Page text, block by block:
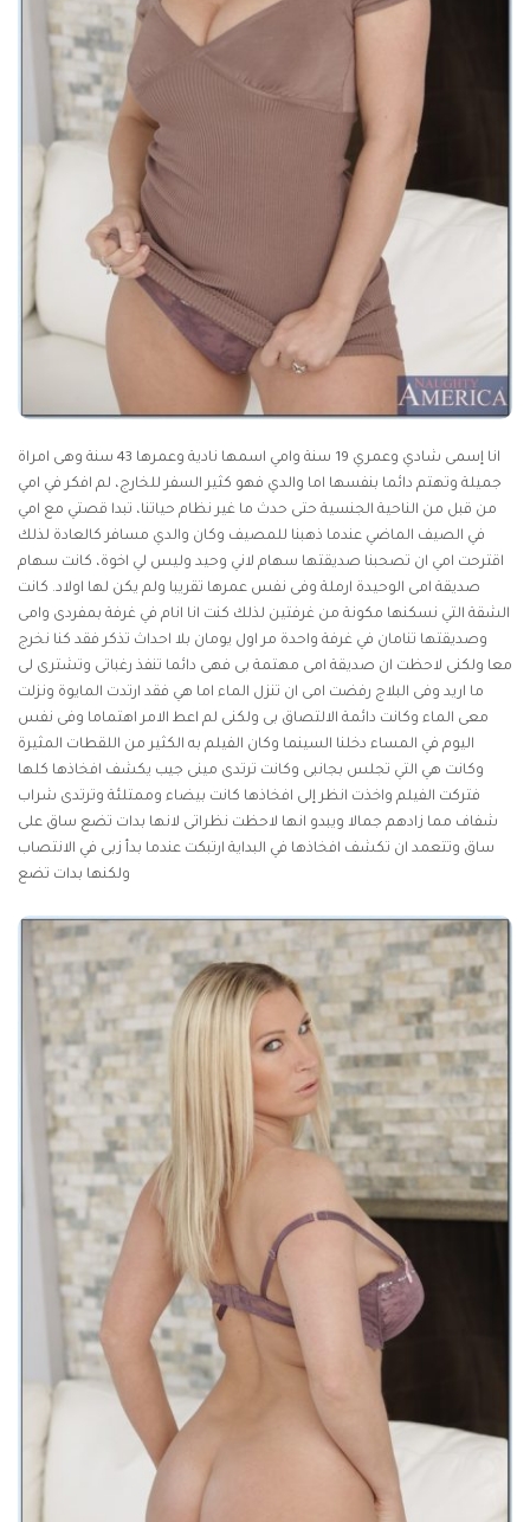
انا إسمى شادي وعمري 19 سنة وامي اسمها نادية وعمرها 43 سنة وهى امراة
جميلة وتهتم دائما بنفسها اما والدي فهو كثير السفر للخارج، لم افكر في امي
من قبل من الناحية الجنسية حتى حدث ما غير نظام حياتنا، تبدا قصتي مع امي
في الصيف الماضي عندما ذهبنا للمصيف وكان والدي مسافر كالعادة لذلك
اقترحت امي ان تصحبنا صديقتها سهام لاني وحيد وليس لي اخوة، كانت سهام
صديقة امى الوحيدة ارملة وفى نفس عمرها تقريبا ولم يكن لها اولاد. كانت
الشقة التي نسكنها مكونة من غرفتين لذلك كنت انا انام في غرفة بمفردى وامى
وصديقتها تنامان في غرفة واحدة مر اول يومان بلا احداث تذكر فقد كنا نخرج
معا ولكنى لاحظت ان صديقة امى مهتمة بى فهى دائما تنفذ رغباتى وتشترى لى
ما اريد وفى البلاج رفضت امى ان تنزل الماء اما هي فقد ارتدت المايوة ونزلت
معى الماء وكانت دائمة الالتصاق بى ولكنى لم اعط الامر اهتماما وفى نفس
اليوم في المساء دخلنا السينما وكان الفيلم به الكثير من اللقطات المثيرة
وكانت هي التي تجلس بجانبى وكانت ترتدى مينى جيب يكشف افخاذها كلها
فتركت الفيلم واخذت انظر إلى افخاذها كانت بيضاء وممتلئة وترتدى شراب
شفاف مما زادهم جمالا ويبدو انها لاحظت نظراتى لانها بدات تضع ساق على
ساق وتتعمد ان تكشف افخاذها في البداية ارتبكت عندما بدأ زبى في الانتصاب
ولكنها بدات تضع